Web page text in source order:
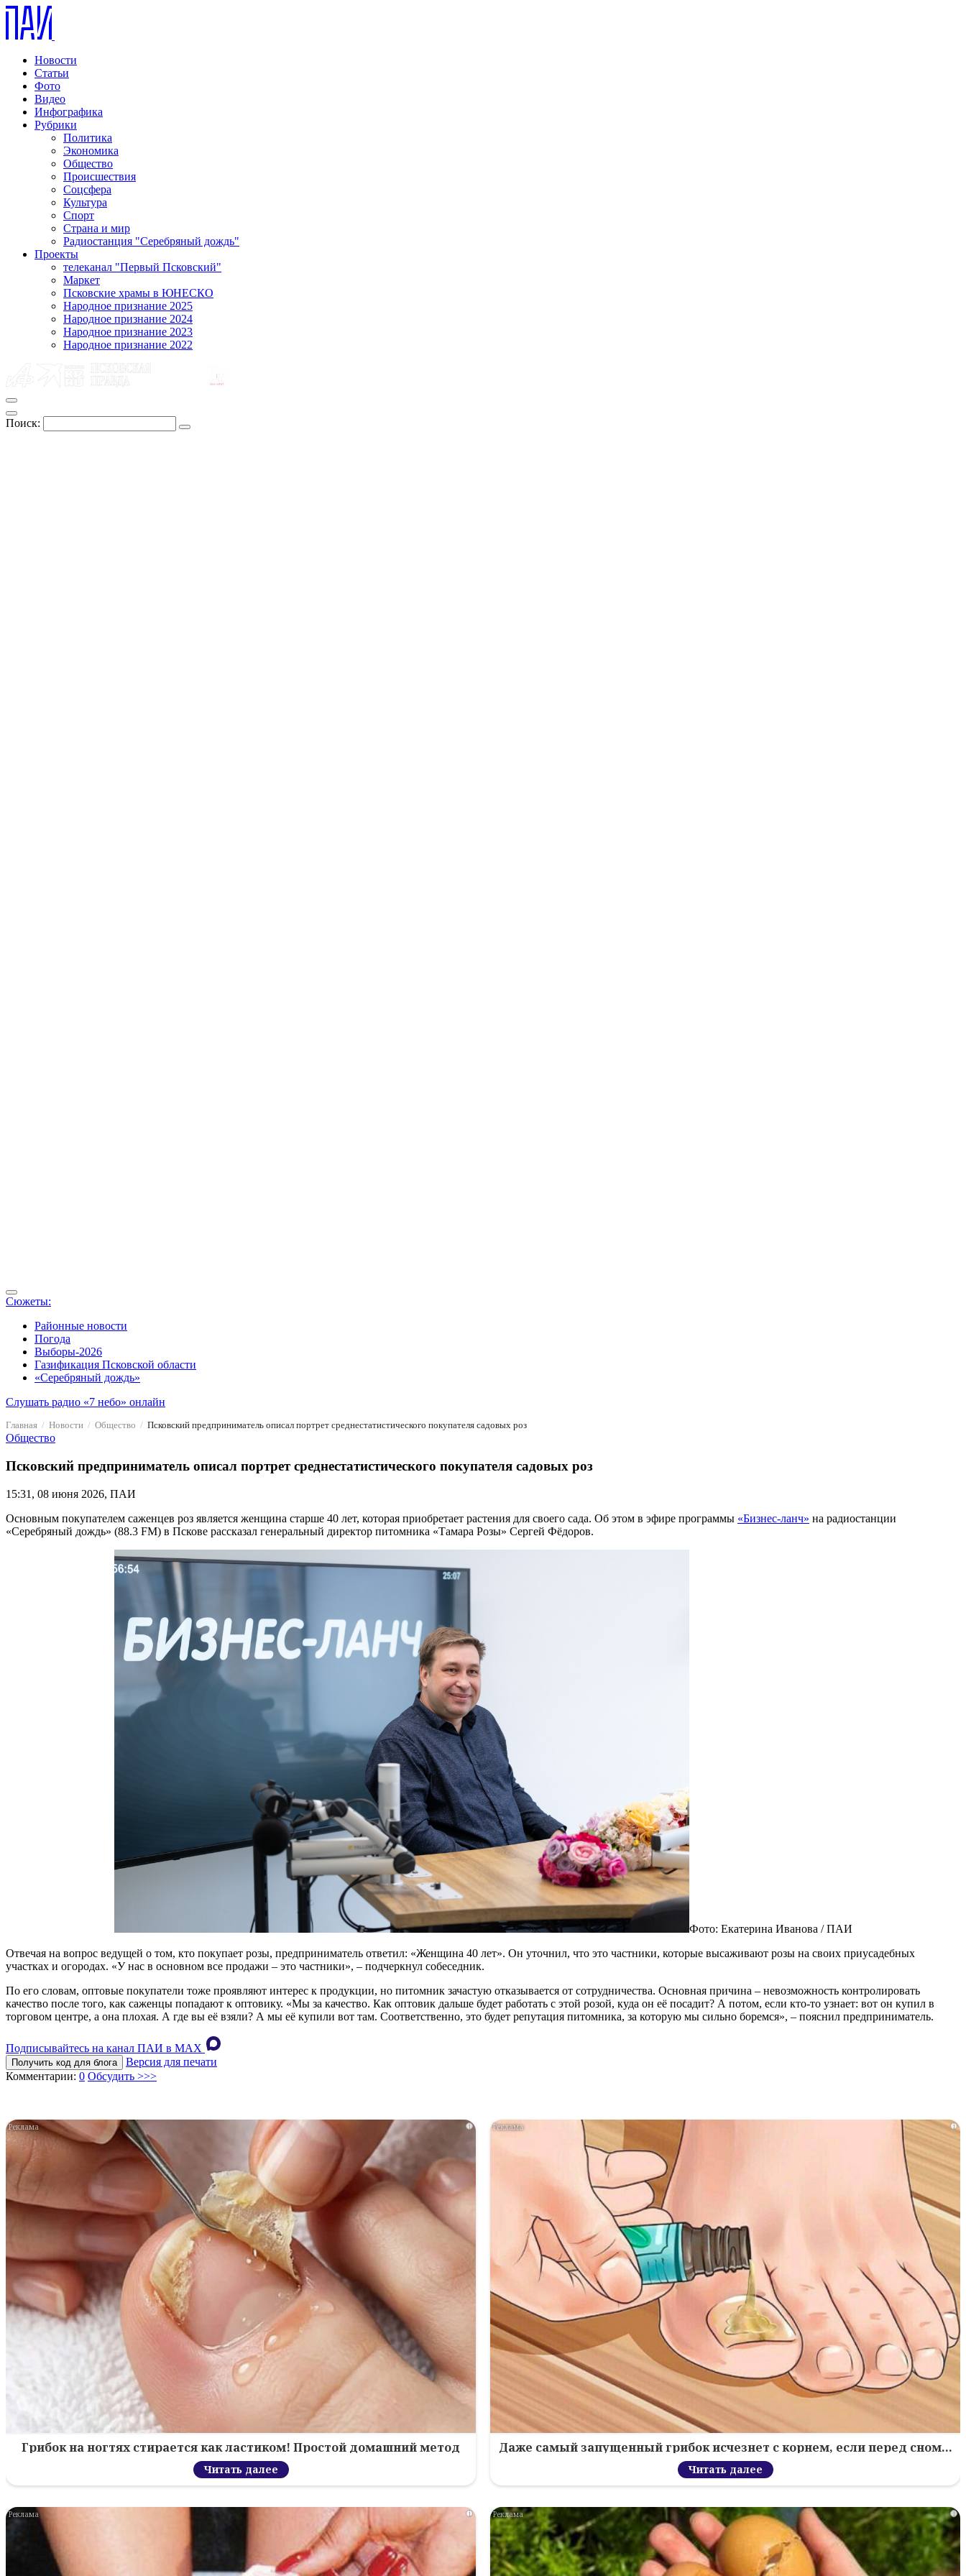
Новости
Статьи
Фото
Видео
Инфографика
Рубрики
Политика
Экономика
Общество
Происшествия
Соцсфера
Культура
Спорт
Страна и мир
Радиостанция "Серебряный дождь"
Проекты
телеканал "Первый Псковский"
Маркет
Псковские храмы в ЮНЕСКО
Народное признание 2025
Народное признание 2024
Народное признание 2023
Народное признание 2022
Поиск:
Сюжеты:
Районные новости
Погода
Выборы-2026
Газификация Псковской области
«Серебряный дождь»
Слушать радио «7 небо» онлайн
Главная Новости Общество Псковский предприниматель описал портрет среднестатистического покупателя садовых роз
Общество
Псковский предприниматель описал портрет среднестатистического покупателя садовых роз
15:31, 08 июня 2026, ПАИ
Основным покупателем саженцев роз является женщина старше 40 лет, которая приобретает растения для своего сада. Об этом в эфире программы «Бизнес-ланч» на радиостанции
«Серебряный дождь» (88.3 FM) в Пскове рассказал генеральный директор питомника «Тамара Розы» Сергей Фёдоров.
Фото: Екатерина Иванова / ПАИ
Отвечая на вопрос ведущей о том, кто покупает розы, предприниматель ответил: «Женщина 40 лет». Он уточнил, что это частники, которые высаживают розы на своих приусадебных
участках и огородах. «У нас в основном все продажи – это частники», – подчеркнул собеседник.
По его словам, оптовые покупатели тоже проявляют интерес к продукции, но питомник зачастую отказывается от сотрудничества. Основная причина – невозможность контролировать
качество после того, как саженцы попадают к оптовику. «Мы за качество. Как оптовик дальше будет работать с этой розой, куда он её посадит? А потом, если кто-то узнает: вот он купил в
торговом центре, а она плохая. А где вы её взяли? А мы её купили вот там. Соответственно, это будет репутация питомника, за которую мы сильно боремся», – пояснил предприниматель.
Подписывайтесь на канал ПАИ в MAХ
Получить код для блога
Версия для печати
Комментарии: 0 Обсудить >>>
i
Грибок на ногтях стирается как ластиком! Простой домашний метод
Читать далее
i
Даже самый запущенный грибок исчезнет с корнем, если перед сном…
Читать далее
i i